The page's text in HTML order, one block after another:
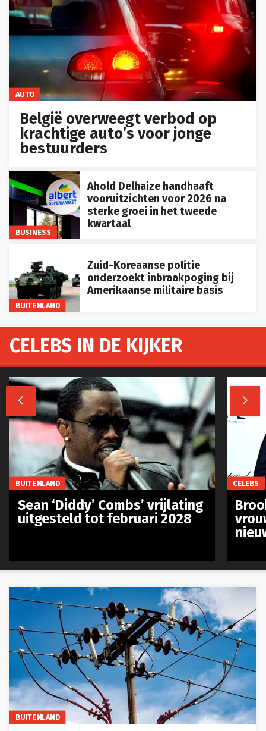
AUTO
België overweegt verbod op
krachtige auto’s voor jonge
bestuurders
BUSINESS
Ahold Delhaize handhaaft
vooruitzichten voor 2026 na
sterke groei in het tweede
kwartaal
BUITENLAND
Zuid-Koreaanse politie
onderzoekt inbraakpoging bij
Amerikaanse militaire basis
BUITENLAND
CELEBS IN DE KIJKER
 
BUITENLAND
Sean ‘Diddy’ Combs’ vrijlating
uitgesteld tot februari 2028
CELEBS